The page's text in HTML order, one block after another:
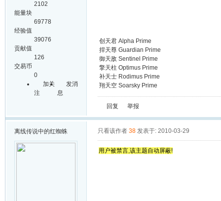
2102
能量块
69778
经验值
39076
贡献值
126
交易币
0
加关
注
发消
息
创天君 Alpha Prime
捍天尊 Guardian Prime
御天敌 Sentinel Prime
擎天柱 Optimus Prime
补天士 Rodimus Prime
翔天空 Soarsky Prime
回复 举报
离线传说中的红蜘蛛 只看该作者 38 发表于: 2010-03-29
用户被禁言,该主题自动屏蔽!